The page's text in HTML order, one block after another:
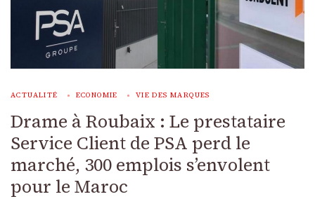
ACTUALITÉ ECONOMIE VIE DES MARQUES
Drame à Roubaix : Le prestataire
Service Client de PSA perd le
marché, 300 emplois s’envolent
pour le Maroc